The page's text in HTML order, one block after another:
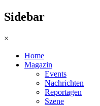
Sidebar
×
Home
Magazin
Events
Nachrichten
Reportagen
Szene